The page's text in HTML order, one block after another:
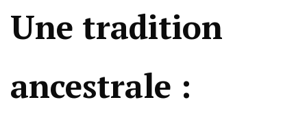
Une tradition
ancestrale :